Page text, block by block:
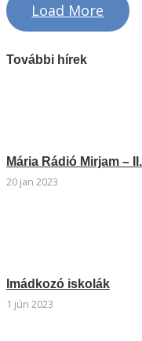
Load More
További hírek
Mária Rádió Mirjam –
20 jan 2023
Imádkozó iskolák
1 jún 2023